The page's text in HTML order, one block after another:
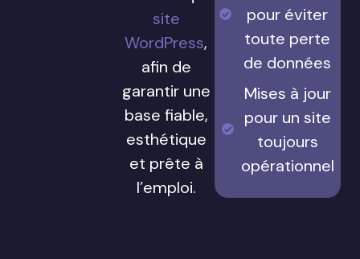
site
WordPress,
afin de
garantir une
base fiable,
esthétique
et prête à
l’emploi.
pour éviter
toute perte
de données
Mises à jour
pour un site
toujours
opérationnel